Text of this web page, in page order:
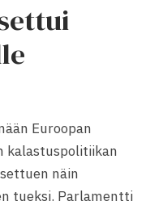
Euroopan
kalastuspolitiikan
näin
tueksi. Parlamentti